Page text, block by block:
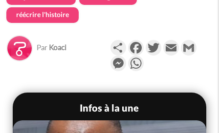
réécrire l'histoire
Par Koaci PartagerFacebookTwitterEmail
Messenger
Infos à la une